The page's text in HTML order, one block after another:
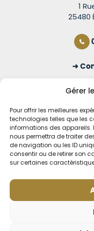
Gérer
Pour offrir les meilleures
technologies telles que les
informations des appareils.
nous permettra de traiter
de navigation ou les ID
consentir ou de retirer son
sur certaines
1
25480
OUVERT